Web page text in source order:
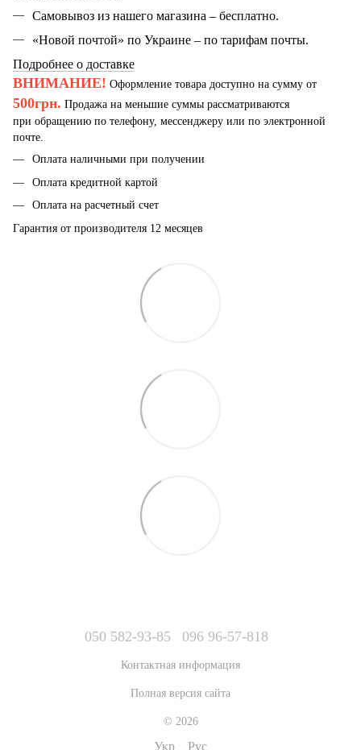
Самовывоз из нашего магазина – бесплатно.
«Новой почтой» по Украине – по тарифам почты.
Подробнее о доставке
ВНИМАНИЕ! Оформление товара доступно на сумму от
500грн. Продажа на меньшие суммы рассматриваются
при обращению по телефону, мессенджеру или по электронной
почте.
Оплата наличными при получении
Оплата кредитной картой
Оплата на расчетный счет
Гарантия от производителя 12 месяцев
050 582-93-85 096 96-57-818
Контактная информация
Полная версия сайта
© 2026
Укр Рус